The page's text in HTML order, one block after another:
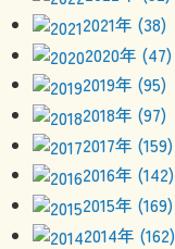
2021年 (38)
2020年 (47)
2019年 (95)
2018年 (97)
2017年 (159)
2016年 (142)
2015年 (169)
2014年 (162)